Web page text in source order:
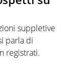
suppletive
parla di
registrati.